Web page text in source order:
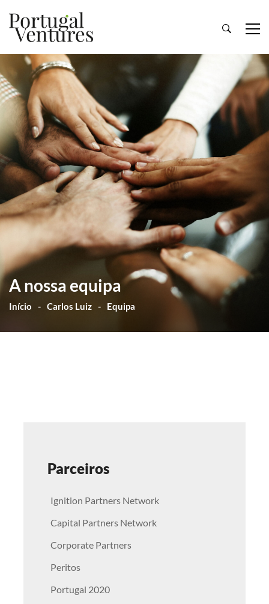
A nossa equipa
Início Carlos Luiz Equipa
Parceiros
Ignition Partners Network
Capital Partners Network
Corporate Partners
Peritos
Portugal 2020